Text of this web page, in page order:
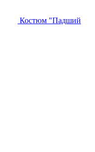
Костюм "Падший